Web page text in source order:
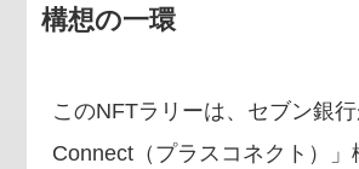
構想の一環
このNFTラリーは、セブン銀
Connect（プラスコネクト）」